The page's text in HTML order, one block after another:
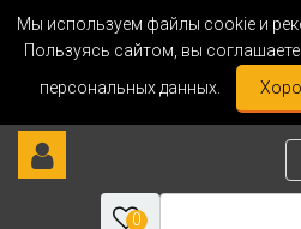
Мы используем файлы cookie и
Пользуясь сайтом, вы
персональных данных.
0